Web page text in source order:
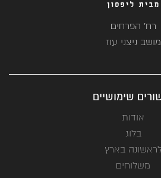
רח' הפרחים
מושב ניצני עוז
שימושיים
אודות
בלוג
בארץ
משלוחים